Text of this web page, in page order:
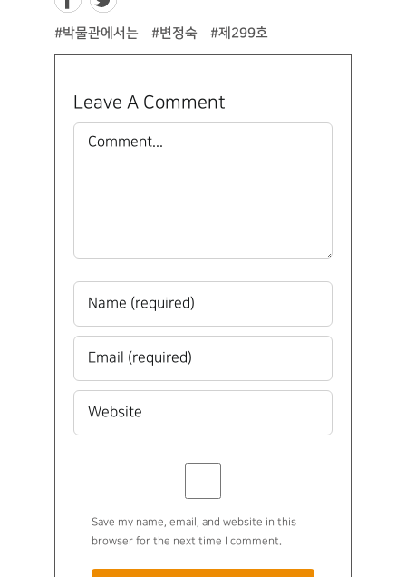
#박물관에서는 #변정숙 #제299호
Leave A Comment
Comment
Save my name, email, and website in this
browser for the next time I comment.